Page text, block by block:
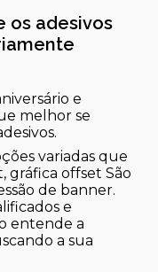
os adesivos
e
melhor se
variadas que
gráfica offset São
de banner.
e
entende a
a sua